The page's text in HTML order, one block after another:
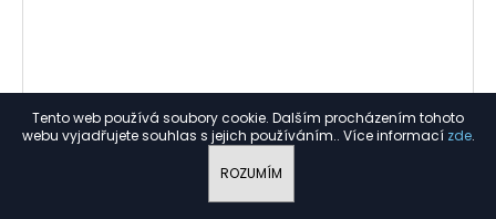
Tento web používá soubory cookie. Dalším procházením tohoto
webu vyjadřujete souhlas s jejich používáním.. Více informací zde.
ROZUMÍM